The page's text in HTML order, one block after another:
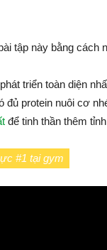
tập này bằng cách
triển toàn diện
đủ protein nuôi cơ
để tinh thần thêm
#1 tại gym